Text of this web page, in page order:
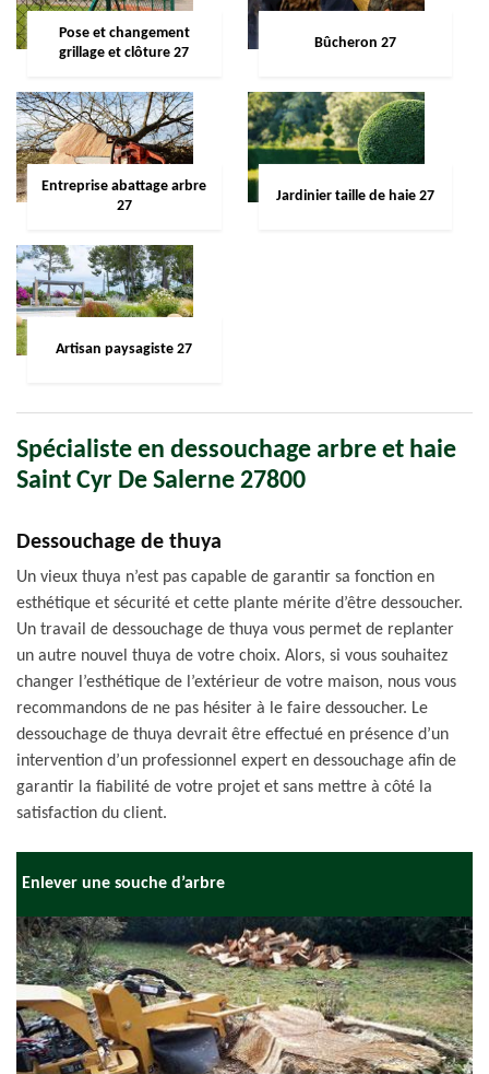
Pose et changement
grillage et clôture 27
Bûcheron 27
Entreprise abattage arbre
27
Jardinier taille de haie 27
Artisan paysagiste 27
Spécialiste en dessouchage arbre et haie
Saint Cyr De Salerne 27800
Dessouchage de thuya
Un vieux thuya n’est pas capable de garantir sa fonction en
esthétique et sécurité et cette plante mérite d’être dessoucher.
Un travail de dessouchage de thuya vous permet de replanter
un autre nouvel thuya de votre choix. Alors, si vous souhaitez
changer l’esthétique de l’extérieur de votre maison, nous vous
recommandons de ne pas hésiter à le faire dessoucher. Le
dessouchage de thuya devrait être effectué en présence d’un
intervention d’un professionnel expert en dessouchage afin de
garantir la fiabilité de votre projet et sans mettre à côté la
satisfaction du client.
Enlever une souche d’arbre